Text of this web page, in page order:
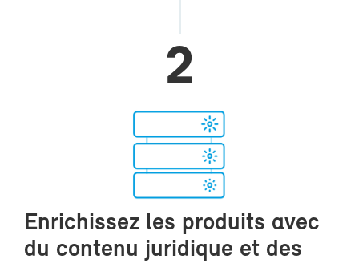
2
En­ri­chis­sez les pro­duits avec
du conte­nu ju­ri­dique et des